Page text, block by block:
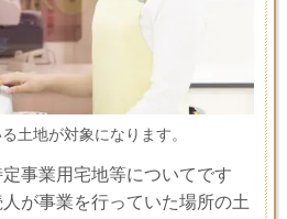
土地が対象になります。
事業用宅地等についてです
が事業を行っていた場所の土